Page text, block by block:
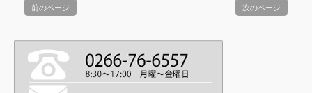
前のページ 次のページ